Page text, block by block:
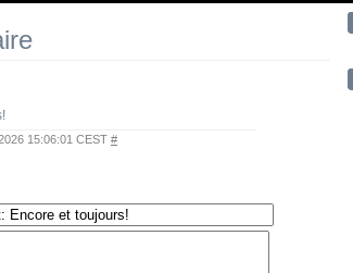
15:06:01 CEST #